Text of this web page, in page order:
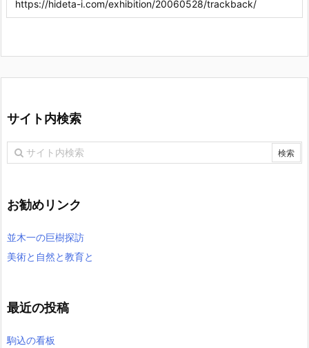
サイト内検索
お勧めリンク
並木一の巨樹探訪
美術と自然と教育と
最近の投稿
駒込の看板